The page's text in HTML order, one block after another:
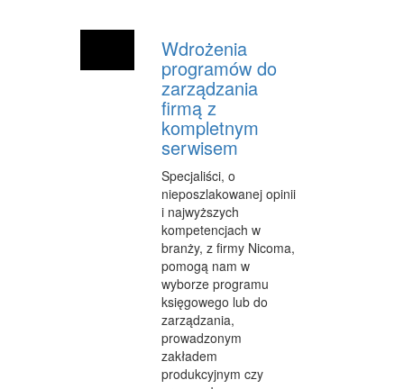
WYCIECZKI
HOTELE I NOCLEGI
PODRÓŻE
ZDROWIE
DIETETYKA, ODCHUDZANIE
KOSMETYKI
LECZENIE
SALONY KOSMETYCZNE
SPRZĘT MEDYCZNY
WEB
Wdrożenia
programów do
zarządzania
firmą z
kompletnym
serwisem
Specjaliści, o
nieposzlakowanej opinii
i najwyższych
kompetencjach w
branży, z firmy Nicoma,
pomogą nam w
wyborze programu
księgowego lub do
zarządzania,
prowadzonym
zakładem
produkcyjnym czy